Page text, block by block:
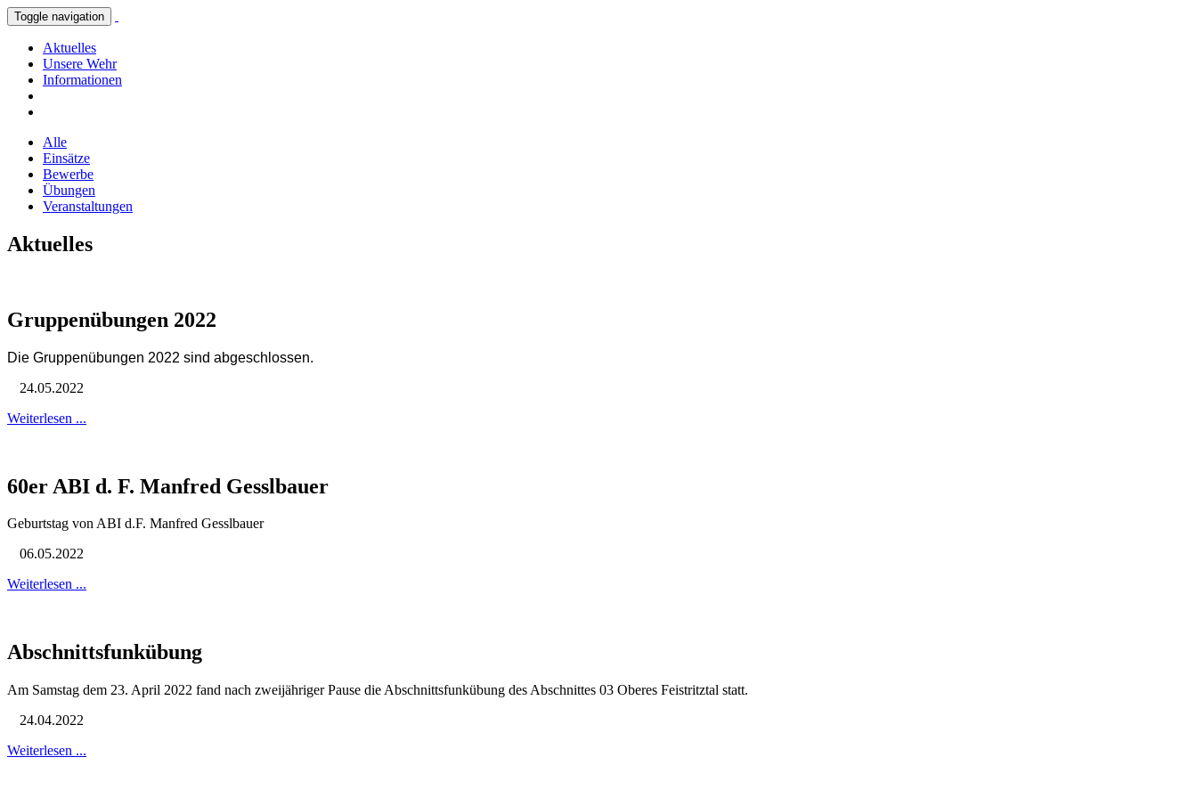
Toggle navigation
Aktuelles
Unsere Wehr
Informationen
Alle
Einsätze
Bewerbe
Übungen
Veranstaltungen
Aktuelles
Gruppenübungen 2022
Die Gruppenübungen 2022 sind abgeschlossen.
24.05.2022
Weiterlesen ...
60er ABI d. F. Manfred Gesslbauer
Geburtstag von ABI d.F. Manfred Gesslbauer
06.05.2022
Weiterlesen ...
Abschnittsfunkübung
Am Samstag dem 23. April 2022 fand nach zweijähriger Pause die Abschnittsfunkübung des Abschnittes 03 Oberes Feistritztal statt.
24.04.2022
Weiterlesen ...